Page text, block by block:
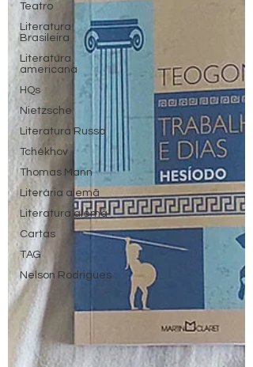
Teatro
Literatura
Brasileira
Literatura
americana
HQs
Nietzsche
Literatura Russa
Tchékhov
Thomas Mann
Literária alemã
Literatura alemã
Cartas
TAG
Nelson Rodrigues